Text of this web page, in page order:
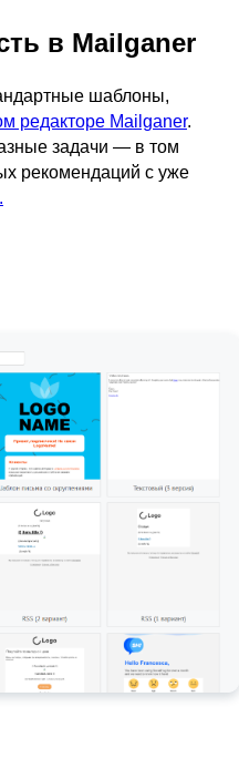
в Mailganer
шаблоны,
редакторе Mailganer.
задачи — в том
рекомендаций с уже